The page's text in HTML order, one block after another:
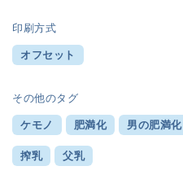
印刷方式
オフセット
その他のタグ
ケモノ 肥満化 男の肥満化
搾乳 父乳